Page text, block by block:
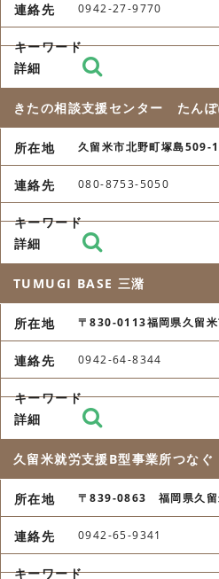
0942-27-9770
きたの相談支援センター たん
久留米市北野町塚島509-1
080-8753-5050
TUMUGI BASE 三潴
〒830-0113福岡県久留
0942-64-8344
久留米就労支援B型事業所つなぐ
〒839-0863 福岡県久留
0942-65-9341